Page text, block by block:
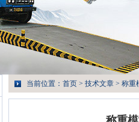
当前位置： 首页 > 技术文章 > 称重